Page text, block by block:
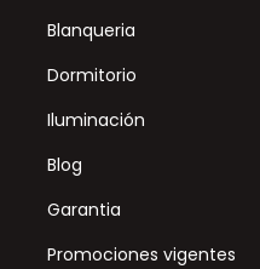
Blanqueria
Dormitorio
Iluminación
Blog
Garantia
Promociones vigentes